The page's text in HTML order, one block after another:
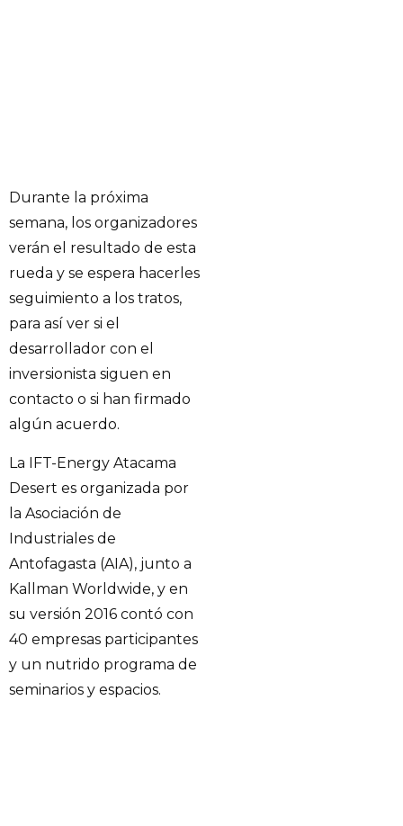
Durante la próxima
semana, los organizadores
verán el resultado de esta
rueda y se espera hacerles
seguimiento a los tratos,
para así ver si el
desarrollador con el
inversionista siguen en
contacto o si han firmado
algún acuerdo.
La IFT-Energy Atacama
Desert es organizada por
la Asociación de
Industriales de
Antofagasta (AIA), junto a
Kallman Worldwide, y en
su versión 2016 contó con
40 empresas participantes
y un nutrido programa de
seminarios y espacios.